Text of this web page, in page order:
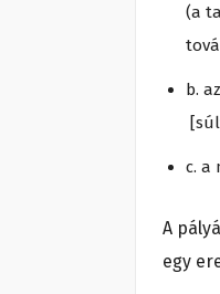
(a
b.
c. a
A
egy